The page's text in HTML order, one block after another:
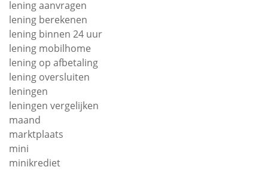
lening aanvragen
lening berekenen
lening binnen 24 uur
lening mobilhome
lening op afbetaling
lening oversluiten
leningen
leningen vergelijken
maand
marktplaats
mini
minikrediet